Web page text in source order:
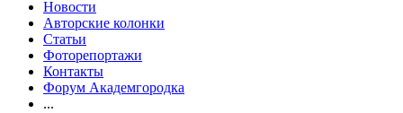
Новости
Авторские колонки
Статьи
Фоторепортажи
Контакты
Форум Академгородка
...